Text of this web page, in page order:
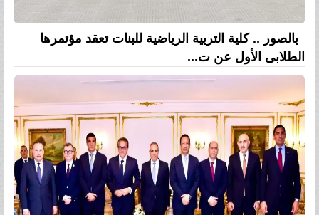
بالصور .. كلية التربية الرياضية للبنات تعقد مؤتمرها
الطلابى الأول عن ت...